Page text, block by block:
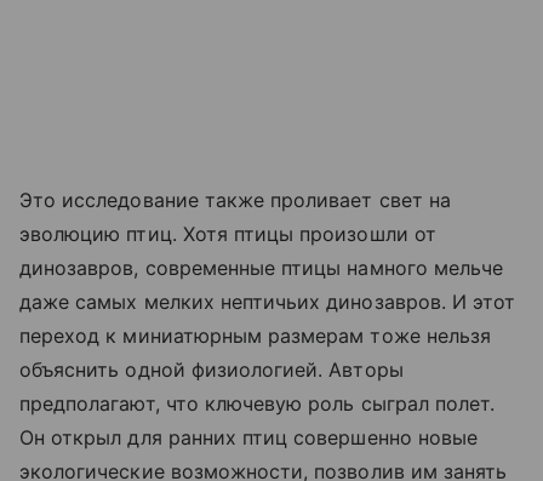
Это исследование также проливает свет на
эволюцию птиц. Хотя птицы произошли от
динозавров, современные птицы намного мельче
даже самых мелких нептичьих динозавров. И этот
переход к миниатюрным размерам тоже нельзя
объяснить одной физиологией. Авторы
предполагают, что ключевую роль сыграл полет.
Он открыл для ранних птиц совершенно новые
экологические возможности, позволив им занять